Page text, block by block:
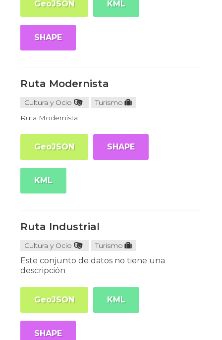
GeoJSON KML
SHAPE
Ruta Modernista
Cultura y Ocio
Turismo
Ruta Modernista
GeoJSON SHAPE
KML
Ruta Industrial
Cultura y Ocio Turismo
Este conjunto de datos no tiene una
descripción
GeoJSON KML
SHAPE